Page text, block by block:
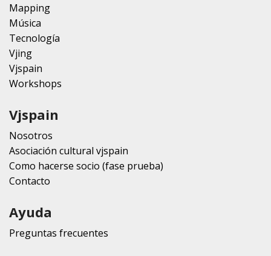
Mapping
Música
Tecnología
Vjing
Vjspain
Workshops
Vjspain
Nosotros
Asociación cultural vjspain
Como hacerse socio (fase prueba)
Contacto
Ayuda
Preguntas frecuentes